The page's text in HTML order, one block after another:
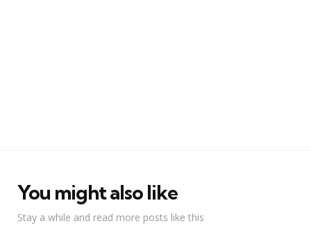
You might also like
Stay a while and read more posts like this